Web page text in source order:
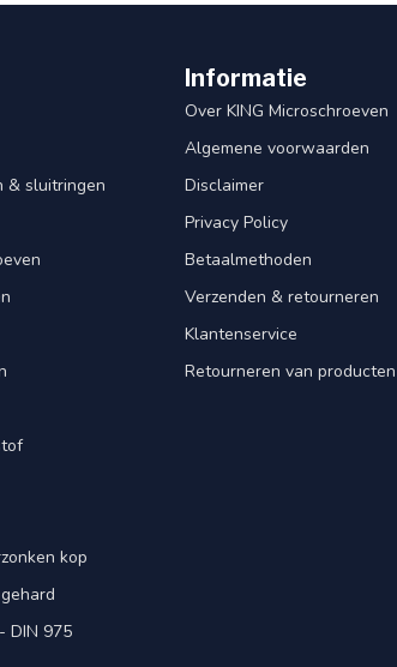
& sluitringen
kop
DIN 975
Informatie
Over KING Microschroeven
Algemene voorwaarden
Disclaimer
Privacy Policy
Betaalmethoden
Verzenden & retourneren
Klantenservice
Retourneren van producten